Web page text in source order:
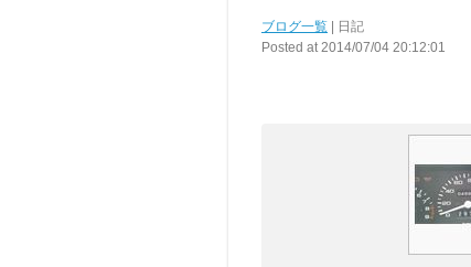
ブログ一覧 | 日記
Posted at 2014/07/04 20:12:01